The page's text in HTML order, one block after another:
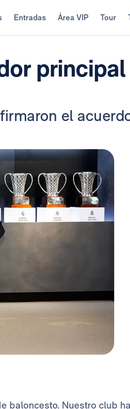
Entradas Área VIP Tour
principal
el
baloncesto. Nuestro club ha